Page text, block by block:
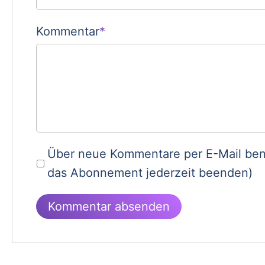
Kommentar*
Über neue Kommentare per E-Mail
das Abonnement jederzeit beenden)
Kommentar absenden